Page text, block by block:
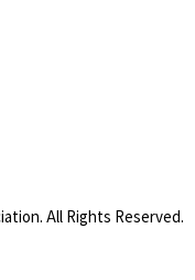
All Rights Reserved.